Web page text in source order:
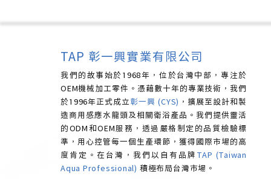
TAP 彰一興實業有限公司
我們的故事始於1968年，位於台灣中部，專注於
OEM機械加工零件。憑藉數十年的專業技術，我們
於1996年正式成立彰一興 (CYS) ，擴展至設計和製
造商用感應水龍頭及相關衛浴產品。我們提供靈活
的ODM和OEM服務，透過嚴格制定的品質檢驗標
準，用心控管每一個生產環節，獲得國際市場的高
度肯定。在台灣，我們以自有品牌 TAP (Taiwan
Aqua Professional) 積極布局台灣市場。